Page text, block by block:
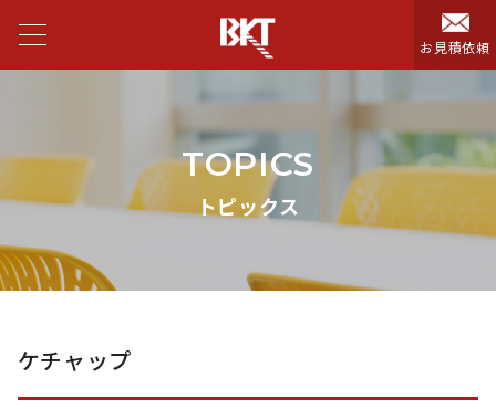
お見積依頼
TOPICS
トピックス
ケチャップ